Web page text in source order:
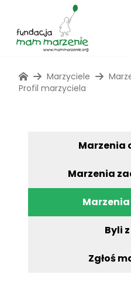
Marzyciele
Profil marzyciela
Marzenia
Marzenia
Marzenia
Byli
Zgłoś